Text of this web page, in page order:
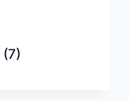
(7)